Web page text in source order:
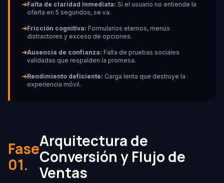
➔Falta de claridad inmediata: Si el usuario no entiende la
oferta en 5 segundos, se va.
➔Fricción cognitiva: Formularios eternos, menús
distractores y exceso de opciones.
➔Ausencia de confianza: Falta de pruebas sociales
validadas que respalden la promesa.
➔Rendimiento deficiente: Carga lenta que destruye la
experiencia móvil.
Fase
01.
Arquitectura de
Conversión y Flujo de
Ventas